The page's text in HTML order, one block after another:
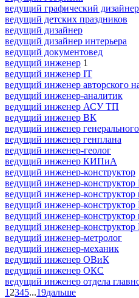
ведущий графический дизайнер
ведущий детских праздников
ведущий дизайнер
ведущий дизайнер интерьера
ведущий документовед
ведущий инженер 1
ведущий инженер IT
ведущий инженер авторского
ведущий инженер-аналитик
ведущий инженер АСУ ТП
ведущий инженер ВК
ведущий инженер
ведущий инженер генплана
ведущий инженер-геолог
ведущий инженер КИПиА
ведущий инженер-конструктор
ведущий инженер-
ведущий инженер-
ведущий инженер-
ведущий инженер-
ведущий инженер-
ведущий инженер-метролог
ведущий инженер-механик
ведущий инженер ОВиК
ведущий инженер ОКС
ведущий инженер отдела
1 2345...19дальше